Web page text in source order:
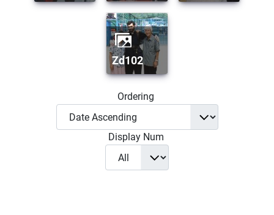
zd102
Ordering
Display Num